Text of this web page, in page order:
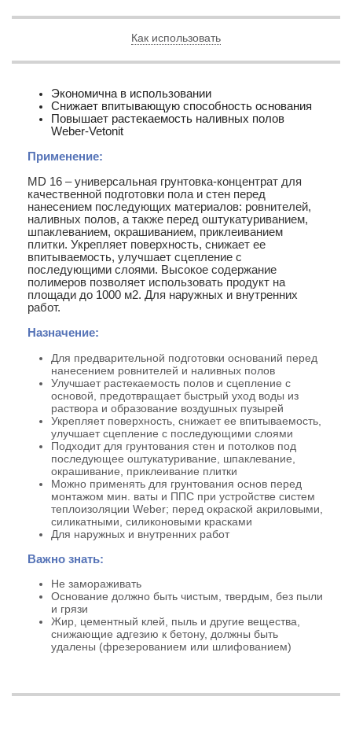
Как использовать
Экономична в использовании
Снижает впитывающую способность основания
Повышает растекаемость наливных полов
Weber-Vetonit
Применение:
MD 16 – универсальная грунтовка-концентрат для
качественной подготовки пола и стен перед
нанесением последующих материалов: ровнителей,
наливных полов, а также перед оштукатуриванием,
шпаклеванием, окрашиванием, приклеиванием
плитки. Укрепляет поверхность, снижает ее
впитываемость, улучшает сцепление с
последующими слоями. Высокое содержание
полимеров позволяет использовать продукт на
площади до 1000 м2. Для наружных и внутренних
работ.
Назначение:
Для предварительной подготовки оснований перед
нанесением ровнителей и наливных полов
Улучшает растекаемость полов и сцепление с
основой, предотвращает быстрый уход воды из
раствора и образование воздушных пузырей
Укрепляет поверхность, снижает ее впитываемость,
улучшает сцепление с последующими слоями
Подходит для грунтования стен и потолков под
последующее оштукатуривание, шпаклевание,
окрашивание, приклеивание плитки
Можно применять для грунтования основ перед
монтажом мин. ваты и ППС при устройстве систем
теплоизоляции Weber; перед окраской акриловыми,
силикатными, силиконовыми красками
Для наружных и внутренних работ
Важно знать:
Не замораживать
Основание должно быть чистым, твердым, без пыли
и грязи
Жир, цементный клей, пыль и другие вещества,
снижающие адгезию к бетону, должны быть
удалены (фрезерованием или шлифованием)